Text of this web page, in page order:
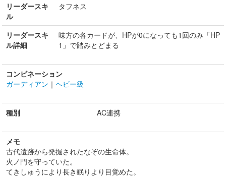
リーダースキ
ル
タフネス
リーダースキ
ル詳細
味方の各カードが、HPが0になっても1回のみ「HP
1」で踏みとどまる
コンビネーション
ガーディアン ｜ ヘビー級
種別 AC連携
メモ
古代遺跡から発掘されたなぞの生命体。
火ノ門を守っていた。
てきしゅうにより長き眠りより目覚めた。